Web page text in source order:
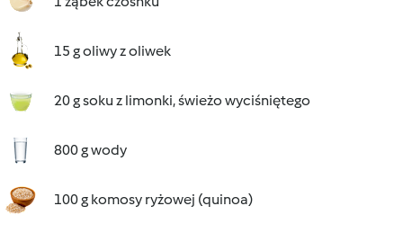
15 g oliwy z oliwek
20 g soku z limonki, świeżo wyciśniętego
800 g wody
100 g komosy ryżowej (quinoa)